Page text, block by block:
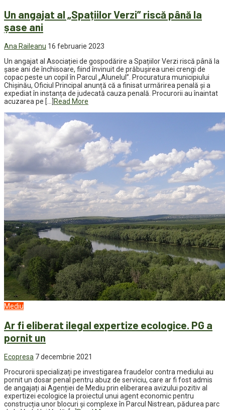
Un angajat al „Spațiilor Verzi” riscă până la
șase ani
Ana Raileanu 16 februarie 2023
Un angajat al Asociației de gospodărire a Spațiilor Verzi riscă până la
șase ani de închisoare, fiind învinuit de prăbușirea unei crengi de
copac peste un copil în Parcul „Alunelul”. Procuratura municipiului
Chișinău, Oficiul Principal anunță că a finisat urmărirea penală și a
expediat în instanța de judecată cauza penală. Procurorii au înaintat
acuzarea pe […]
Read More
Mediu
Ar fi eliberat ilegal expertize ecologice. PG a
pornit un
Ecopresa 7 decembrie 2021
Procurorii specializați pe investigarea fraudelor contra mediului au
pornit un dosar penal pentru abuz de serviciu, care ar fi fost admis
de angajați ai Agenției de Mediu prin eliberarea avizului pozitiv al
expertizei ecologice la proiectul unui agent economic pentru
construcția unor blocuri și complexe în Parcul Nistrean, pădurea parc